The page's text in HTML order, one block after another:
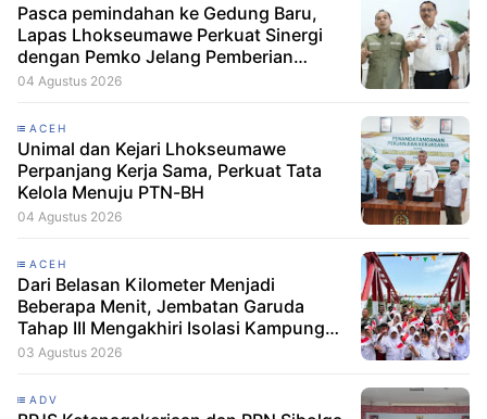
Pasca pemindahan ke Gedung Baru,
Lapas Lhokseumawe Perkuat Sinergi
dengan Pemko Jelang Pemberian
Remisi HUT RI
04 Agustus 2026
ACEH
Unimal dan Kejari Lhokseumawe
Perpanjang Kerja Sama, Perkuat Tata
Kelola Menuju PTN-BH
04 Agustus 2026
ACEH
Dari Belasan Kilometer Menjadi
Beberapa Menit, Jembatan Garuda
Tahap III Mengakhiri Isolasi Kampung
Tempel
03 Agustus 2026
ADV